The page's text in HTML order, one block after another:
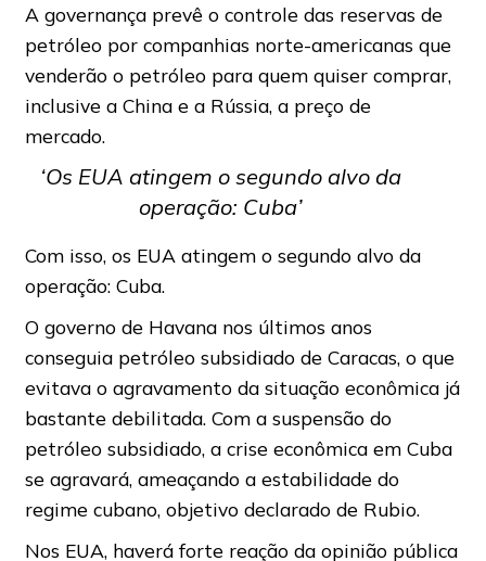
A governança prevê o controle das reservas de
petróleo por companhias norte-americanas que
venderão o petróleo para quem quiser comprar,
inclusive a China e a Rússia, a preço de
mercado.
‘Os EUA atingem o segundo alvo da
operação: Cuba’
Com isso, os EUA atingem o segundo alvo da
operação: Cuba.
O governo de Havana nos últimos anos
conseguia petróleo subsidiado de Caracas, o que
evitava o agravamento da situação econômica já
bastante debilitada. Com a suspensão do
petróleo subsidiado, a crise econômica em Cuba
se agravará, ameaçando a estabilidade do
regime cubano, objetivo declarado de Rubio.
Nos EUA, haverá forte reação da opinião pública